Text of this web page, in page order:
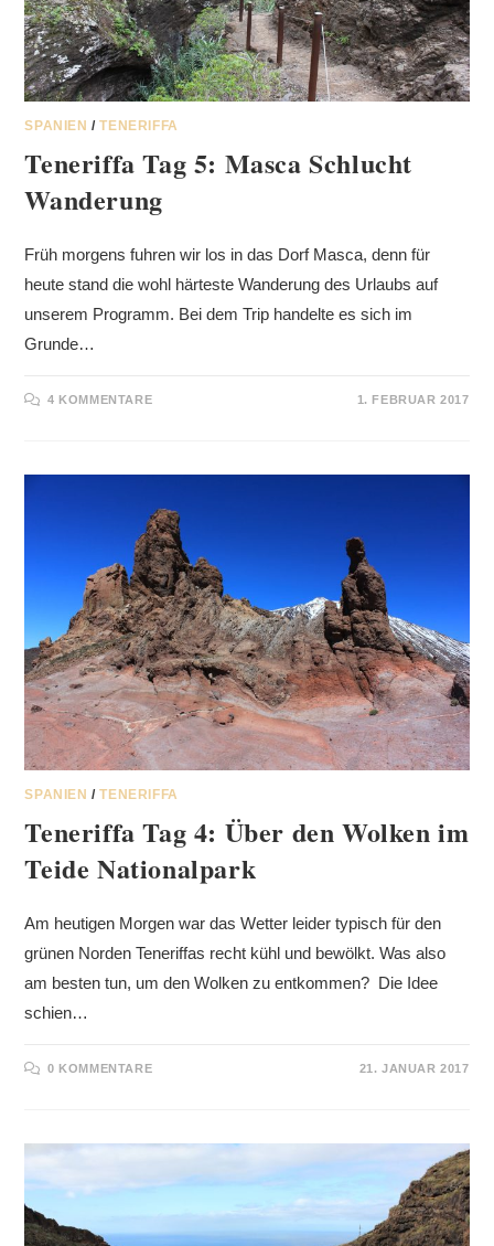
SPANIEN /TENERIFFA
Teneriffa Tag 5: Masca Schlucht
Wanderung
Früh morgens fuhren wir los in das Dorf Masca, denn für
heute stand die wohl härteste Wanderung des Urlaubs auf
unserem Programm. Bei dem Trip handelte es sich im
Grunde…
4 KOMMENTARE 1. FEBRUAR 2017
SPANIEN /TENERIFFA
Teneriffa Tag 4: Über den Wolken im
Teide Nationalpark
Am heutigen Morgen war das Wetter leider typisch für den
grünen Norden Teneriffas recht kühl und bewölkt. Was also
am besten tun, um den Wolken zu entkommen? Die Idee
schien…
0 KOMMENTARE 21. JANUAR 2017